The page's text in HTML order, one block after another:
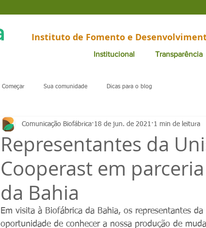
Instituto de Fomento e
Institucional Transparência
Começar Sua comunidade Dicas para o blog
Representantes da
Cooperast em
da Bahia
Comunicação Biofábrica 18 de jun. de 2021 1 min de leitura
Em visita à Biofábrica da Bahia, os representantes
oportunidade de conhecer a nossa produção de